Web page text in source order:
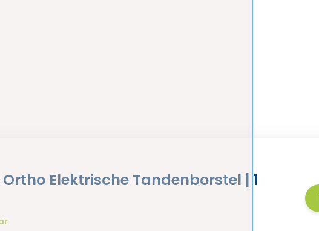
Ortho Elektrische Tandenborstel | 1